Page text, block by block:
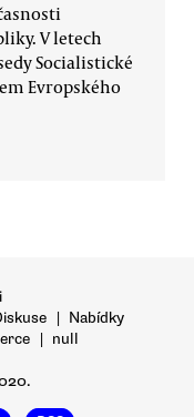
V letech
Socialistické
Evropského
| Nabídky
| null